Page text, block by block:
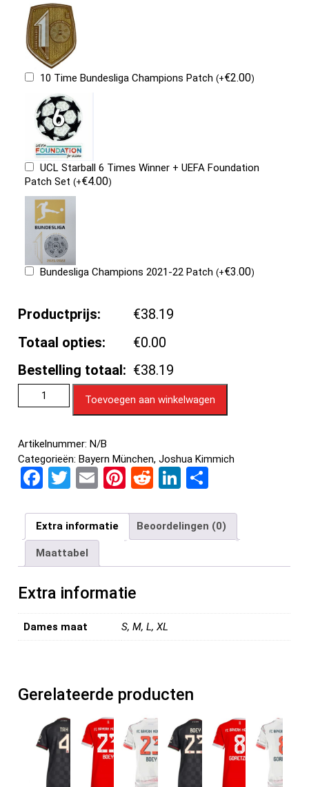
10 Time Bundesliga Champions Patch(+€2.00)
UCL Starball 6 Times Winner + UEFA Foundation
Patch Set(+€4.00)
Bundesliga Champions 2021-22 Patch(+€3.00)
Productprijs:
€38.19
Totaal opties:
€0.00
Bestelling totaal: €38.19
Toevoegen aan winkelwagen
Artikelnummer:N/B
Categorieën:Bayern München,Joshua Kimmich
F
ce
b
o
o
k
T
tt
er
E
ail
Pi
er
es
t
R
d
di
t
Li
ke
dI
n
e
n
Extra informatie Beoordelingen (0)
Maattabel
Extra informatie
Dames maat S, M, L, XL
Gerelateerde producten